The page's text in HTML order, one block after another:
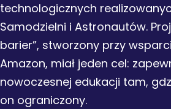
technologicznych
Samodzielni i Astronautów.
barier”, stworzony przy
Amazon, miał jeden cel:
nowoczesnej edukacji tam,
on ograniczony.